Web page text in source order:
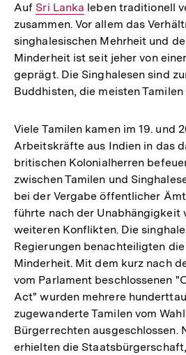
Auf Interner
Link:
Sri Lanka leben traditionell
zusammen. Vor allem das
singhalesischen Mehrheit und
Minderheit ist seit jeher von
geprägt. Die Singhalesen sind
Buddhisten, die meisten Tamilen
Viele Tamilen kamen im 19. und
Arbeitskräfte aus Indien in das
britischen Kolonialherren
zwischen Tamilen und
bei der Vergabe öffentlicher
führte nach der Unabhängigkeit
weiteren Konflikten. Die
Regierungen benachteiligten
Minderheit. Mit dem kurz nach
vom Parlament beschlossenen
Act" wurden mehrere
zugewanderte Tamilen vom
Bürgerrechten ausgeschlossen.
erhielten die